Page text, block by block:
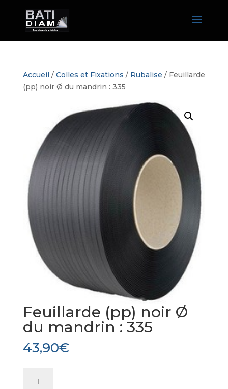
Accueil / Colles et Fixations / Rubalise / Feuillarde
(pp) noir Ø du mandrin : 335
Feuillarde (pp) noir Ø
du mandrin : 335
43,90€